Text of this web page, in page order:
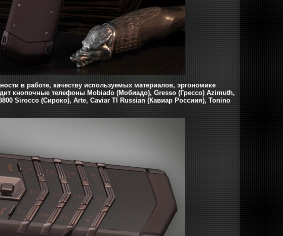
в работе, качеству используемых материалов, эргономике
кнопочные телефоны Mobiado (Мобиадо), Gresso (Грессо) Azimuth,
Sirocco (Сироко), Arte, Caviar TI Russian (Кавиар Россиия), Tonino